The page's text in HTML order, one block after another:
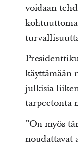
voidaan
käyttämään
julkisia
tarpeetonta
”On myös
noudattavat